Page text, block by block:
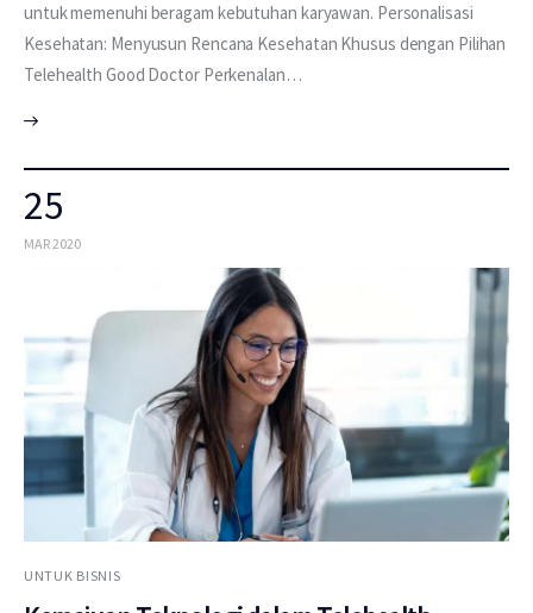
untuk memenuhi beragam kebutuhan karyawan. Personalisasi
Kesehatan: Menyusun Rencana Kesehatan Khusus dengan Pilihan
Telehealth Good Doctor Perkenalan…
25
MAR 2020
UNTUK BISNIS